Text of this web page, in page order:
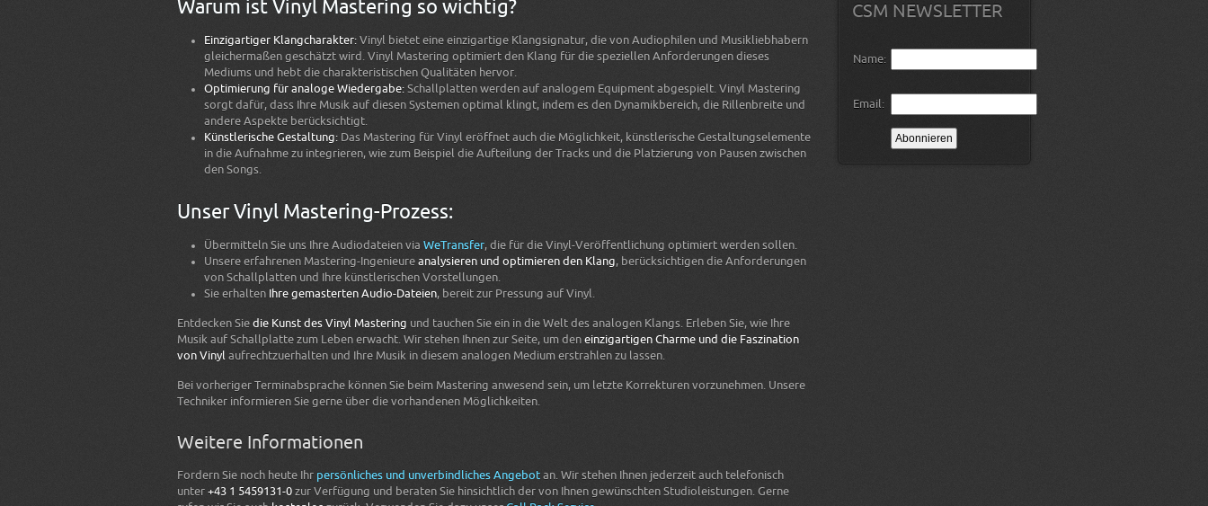
Warum ist Vinyl Mastering so wichtig?
Einzigartiger Klangcharakter: Vinyl bietet eine einzigartige Klangsignatur, die von Audiophilen und Musikliebhabern
gleichermaßen geschätzt wird. Vinyl Mastering optimiert den Klang für die speziellen Anforderungen dieses
Mediums und hebt die charakteristischen Qualitäten hervor.
Optimierung für analoge Wiedergabe: Schallplatten werden auf analogem Equipment abgespielt. Vinyl Mastering
sorgt dafür, dass Ihre Musik auf diesen Systemen optimal klingt, indem es den Dynamikbereich, die Rillenbreite und
andere Aspekte berücksichtigt.
Künstlerische Gestaltung: Das Mastering für Vinyl eröffnet auch die Möglichkeit, künstlerische Gestaltungselemente
in die Aufnahme zu integrieren, wie zum Beispiel die Aufteilung der Tracks und die Platzierung von Pausen zwischen
den Songs.
Unser Vinyl Mastering-Prozess:
Übermitteln Sie uns Ihre Audiodateien via WeTransfer, die für die Vinyl-Veröffentlichung optimiert werden sollen.
Unsere erfahrenen Mastering-Ingenieure analysieren und optimieren den Klang, berücksichtigen die Anforderungen
von Schallplatten und Ihre künstlerischen Vorstellungen.
Sie erhalten Ihre gemasterten Audio-Dateien, bereit zur Pressung auf Vinyl.
Entdecken Sie die Kunst des Vinyl Mastering und tauchen Sie ein in die Welt des analogen Klangs. Erleben Sie, wie Ihre
Musik auf Schallplatte zum Leben erwacht. Wir stehen Ihnen zur Seite, um den einzigartigen Charme und die Faszination
von Vinyl aufrechtzuerhalten und Ihre Musik in diesem analogen Medium erstrahlen zu lassen.
Bei vorheriger Terminabsprache können Sie beim Mastering anwesend sein, um letzte Korrekturen vorzunehmen. Unsere
Techniker informieren Sie gerne über die vorhandenen Möglichkeiten.
Weitere Informationen
Fordern Sie noch heute Ihr persönliches und unverbindliches Angebot an. Wir stehen Ihnen jederzeit auch telefonisch
unter +43 1 5459131-0 zur Verfügung und beraten Sie hinsichtlich der von Ihnen gewünschten Studioleistungen. Gerne
CSM NEWSLETTER
Name:
Email: